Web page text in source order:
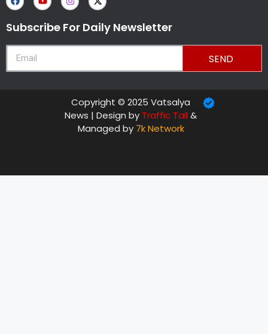
Subscribe For Daily Newsletter
SEND
Copyright © 2025 Vatsalya
News | Design by Traffic Tail&
Managed by 7k Network